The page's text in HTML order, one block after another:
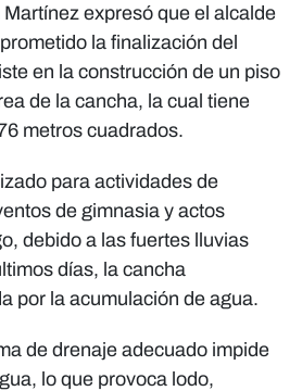
expresó que el alcalde
la finalización del
en la construcción de un piso
de la cancha, la cual tiene
metros cuadrados.
para actividades de
de gimnasia y actos
debido a las fuertes lluvias
días, la cancha
por la acumulación de agua.
de drenaje adecuado impide
lo que provoca lodo,